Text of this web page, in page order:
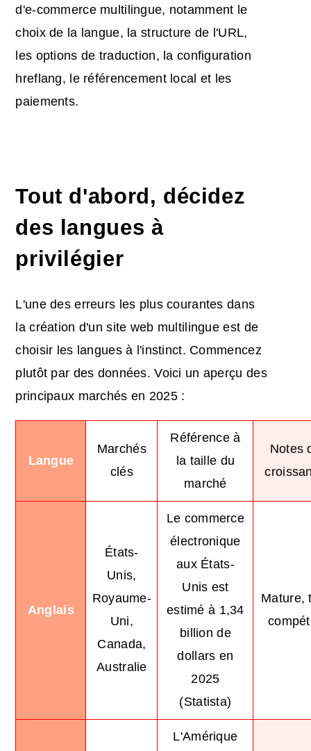
d'e-commerce multilingue, notamment le
choix de la langue, la structure de l'URL,
les options de traduction, la configuration
hreflang, le référencement local et les
paiements.
Tout d'abord, décidez
des langues à
privilégier
L'une des erreurs les plus courantes dans
la création d'un site web multilingue est de
choisir les langues à l'instinct. Commencez
plutôt par des données. Voici un aperçu des
principaux marchés en 2025 :
Langue
Marchés
clés
Référence à
la taille du
marché
Notes
Anglais
États-
Unis,
Royaume-
Uni,
Canada,
Australie
Le commerce
électronique
aux États-
Unis est
estimé à 1,34
billion de
dollars en
2025
(Statista)
Mature,
L'Amérique